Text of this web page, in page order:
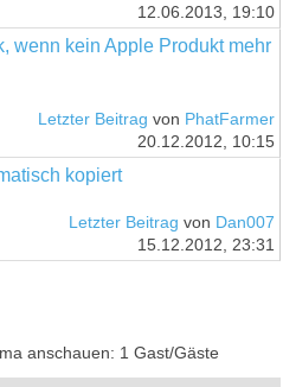
12.06.2013, 19:10
wenn kein Apple Produkt mehr
Letzter Beitrag von PhatFarmer
20.12.2012, 10:15
kopiert
Letzter Beitrag von Dan007
15.12.2012, 23:31
anschauen: 1 Gast/Gäste